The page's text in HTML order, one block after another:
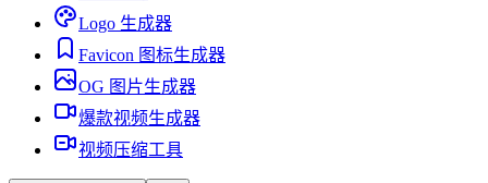
Logo 生成器
Favicon 图标生成器
OG 图片生成器
爆款视频生成器
视频压缩工具